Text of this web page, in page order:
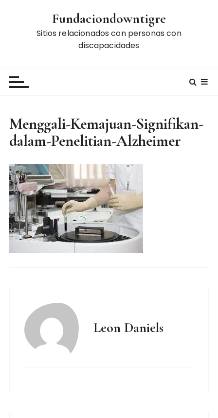
Fundaciondowntigre
Sitios relacionados con personas con
discapacidades
Menggali-Kemajuan-Signifikan-
dalam-Penelitian-Alzheimer
Leon Daniels